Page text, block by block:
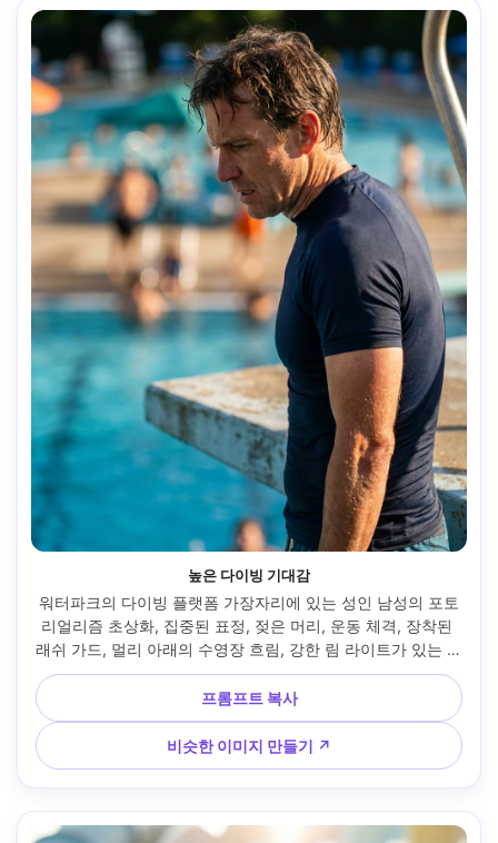
높은 다이빙 기대감
워터파크의 다이빙 플랫폼 가장자리에 있는 성인 남성의 포토
리얼리즘 초상화, 집중된 표정, 젖은 머리, 운동 체격, 장착된
래쉬 가드, 멀리 아래의 수영장 흐림, 강한 림 라이트가 있는 밝
은 태양, 캐논 EOS R5, 85mm f/1.4, 머리와 어깨 프레임, 긴장
된 영화 분위기, 피부에 사실적인 하이라이트, 자연 그림자, 청
록색-오렌지 등급, 초선명한 초점, 고해상도 --ar 4:5
프롬프트 복사
비슷한 이미지 만들기 ↗